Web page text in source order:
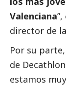
Valenciana
director de
Por su parte,
de
estamos